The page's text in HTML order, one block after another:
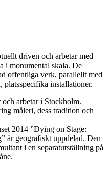
driven och arbetar med
i monumental skala. De
offentliga verk, parallellt med
platsspecifika installationer.
arbetar i Stockholm.
måleri, dess tradition och
2014 ”Dying on Stage:
är geografiskt uppdelad. Den
i en separatutställning på